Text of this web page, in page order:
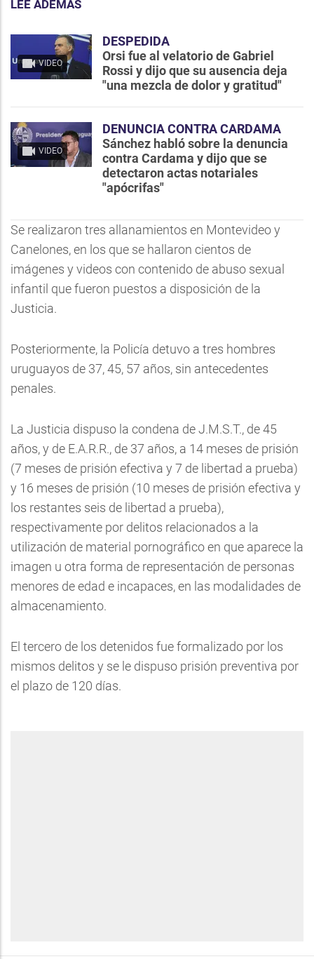
LEE ADEMÁS
VIDEO
DESPEDIDA
Orsi fue al velatorio de Gabriel
Rossi y dijo que su ausencia deja
"una mezcla de dolor y gratitud"
VIDEO
DENUNCIA CONTRA CARDAMA
Sánchez habló sobre la denuncia
contra Cardama y dijo que se
detectaron actas notariales
"apócrifas"
Se realizaron tres allanamientos en Montevideo y
Canelones, en los que se hallaron cientos de
imágenes y videos con contenido de abuso sexual
infantil que fueron puestos a disposición de la
Justicia.
Posteriormente, la Policía detuvo a tres hombres
uruguayos de 37, 45, 57 años, sin antecedentes
penales.
La Justicia dispuso la condena de J.M.S.T., de 45
años, y de E.A.R.R., de 37 años, a 14 meses de prisión
(7 meses de prisión efectiva y 7 de libertad a prueba)
y 16 meses de prisión (10 meses de prisión efectiva y
los restantes seis de libertad a prueba),
respectivamente por delitos relacionados a la
utilización de material pornográfico en que aparece la
imagen u otra forma de representación de personas
menores de edad e incapaces, en las modalidades de
almacenamiento.
El tercero de los detenidos fue formalizado por los
mismos delitos y se le dispuso prisión preventiva por
el plazo de 120 días.